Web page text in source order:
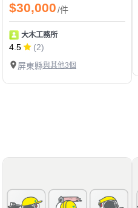
$30,000/件
大木工務所
4.5
(2)
屏東縣與其他3個